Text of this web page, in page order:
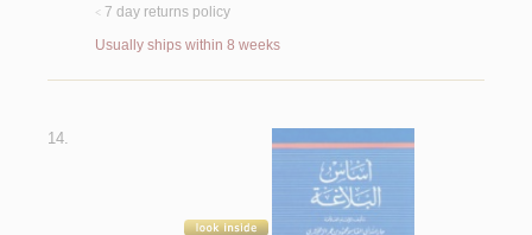
< 7 day returns policy
Usually ships within 8 weeks
14.